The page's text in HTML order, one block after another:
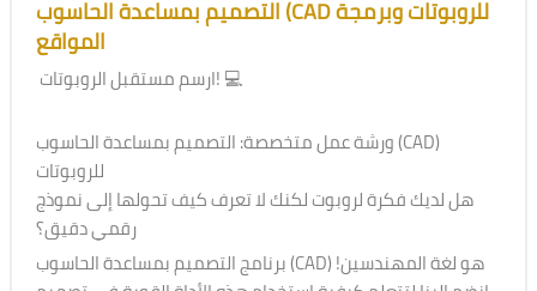
التصميم بمساعدة الحاسوب (CAD للروبوتات وبرمجة
المواقع
ارسم مستقبل الروبوتات! 💻
ورشة عمل متخصصة: التصميم بمساعدة الحاسوب (CAD)
للروبوتات
هل لديك فكرة لروبوت لكنك لا تعرف كيف تحولها إلى نموذج
رقمي دقيق؟
برنامج التصميم بمساعدة الحاسوب (CAD) هو لغة المهندسين!